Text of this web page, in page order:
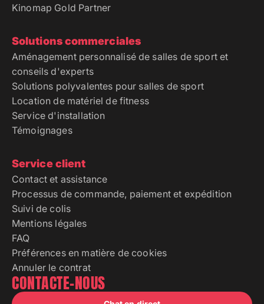
Kinomap Gold Partner
Solutions commerciales
Aménagement personnalisé de salles de sport et
conseils d'experts
Solutions polyvalentes pour salles de sport
Location de matériel de fitness
Service d'installation
Témoignages
Service client
Contact et assistance
Processus de commande, paiement et expédition
Suivi de colis
Mentions légales
FAQ
Préférences en matière de cookies
Annuler le contrat
CONTACTE-NOUS